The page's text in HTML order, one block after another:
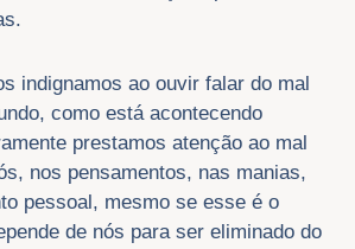
indignamos ao ouvir falar do mal
como está acontecendo
prestamos atenção ao mal
nos pensamentos, nas manias,
pessoal, mesmo se esse é o
de nós para ser eliminado do